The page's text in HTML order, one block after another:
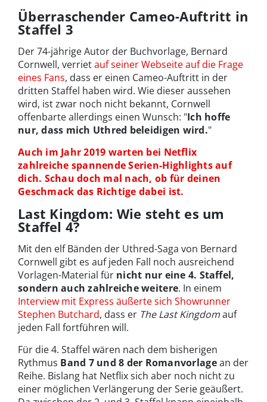
Überraschender Cameo-Auftritt in
Staffel 3
Der 74-jährige Autor der Buchvorlage, Bernard
Cornwell, verrietauf seiner Webseite auf die Frage
eines Fans, dass er einen Cameo-Auftritt in der
dritten Staffel haben wird. Wie dieser aussehen
wird, ist zwar noch nicht bekannt, Cornwell
offenbarte allerdings einen Wunsch: "Ich hoffe
nur, dass mich Uthred beleidigen wird."
Auch im Jahr 2019 warten bei Netflix
zahlreiche spannende Serien-Highlights auf
dich. Schau doch mal nach, ob für deinen
Geschmack das Richtige dabei ist.
Last Kingdom: Wie steht es um
Staffel 4?
Mit den elf Bänden der Uthred-Saga von Bernard
Cornwell gibt es auf jeden Fall noch ausreichend
Vorlagen-Material für nicht nur eine 4. Staffel,
sondern auch zahlreiche weitere. In einem
Interview mit Express äußerte sich Showrunner
Stephen Butchard, dass er The Last Kingdomauf
jeden Fall fortführen will.
Für die 4. Staffel wären nach dem bisherigen
Rythmus Band 7 und 8 der Romanvorlagean der
Reihe. Bislang hat Netflix sich aber noch nicht zu
einer möglichen Verlängerung der Serie geäußert.